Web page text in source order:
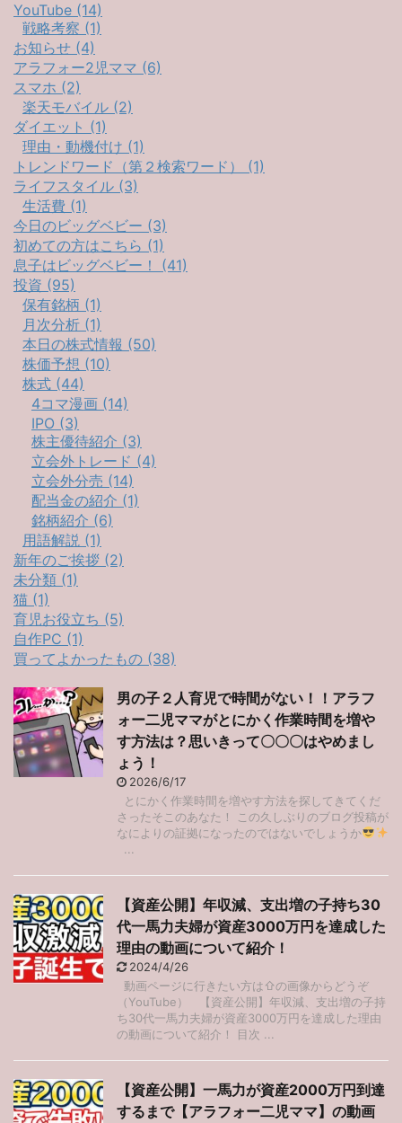
YouTube (14)
戦略考察 (1)
お知らせ (4)
アラフォー2児ママ (6)
スマホ (2)
楽天モバイル (2)
ダイエット (1)
理由・動機付け (1)
トレンドワード（第２検索ワード） (1)
ライフスタイル (3)
生活費 (1)
今日のビッグベビー (3)
初めての方はこちら (1)
息子はビッグベビー！ (41)
投資 (95)
保有銘柄 (1)
月次分析 (1)
本日の株式情報 (50)
株価予想 (10)
株式 (44)
4コマ漫画 (14)
IPO (3)
株主優待紹介 (3)
立会外トレード (4)
立会外分売 (14)
配当金の紹介 (1)
銘柄紹介 (6)
用語解説 (1)
新年のご挨拶 (2)
未分類 (1)
猫 (1)
育児お役立ち (5)
自作PC (1)
買ってよかったもの (38)
男の子２人育児で時間がない！！アラフ
ォー二児ママがとにかく作業時間を増や
す方法は？思いきって〇〇〇はやめまし
ょう！
2026/6/17
とにかく作業時間を増やす方法を探してきてくだ
さったそこのあなた！ この久しぶりのブログ投稿が
なによりの証拠になったのではないでしょうか
...
【資産公開】年収減、支出増の子持ち30
代一馬力夫婦が資産3000万円を達成した
理由の動画について紹介！
2024/4/26
動画ページに行きたい方は⇧の画像からどうぞ
（YouTube） 【資産公開】年収減、支出増の子持
ち30代一馬力夫婦が資産3000万円を達成した理由
の動画について紹介！ 目次 ...
【資産公開】一馬力が資産2000万円到達
するまで【アラフォー二児ママ】の動画